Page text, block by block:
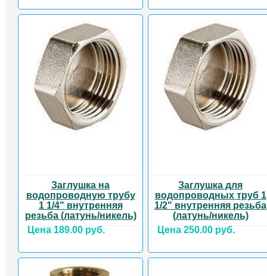
Заглушка на
водопроводную трубу
1 1/4" внутренняя
резьба (латунь/никель)
Цена 189.00 руб.
Заглушка для
водопроводных труб 1
1/2" внутренняя резьба
(латунь/никель)
Цена 250.00 руб.